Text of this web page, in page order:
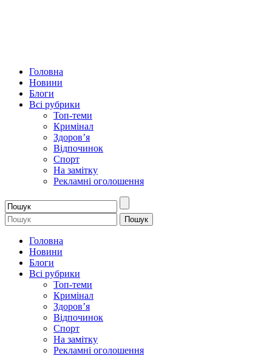
Головна
Новини
Блоги
Всі рубрики
Топ-теми
Кримінал
Здоров’я
Відпочинок
Спорт
На замітку
Рекламні оголошення
Головна
Новини
Блоги
Всі рубрики
Топ-теми
Кримінал
Здоров’я
Відпочинок
Спорт
На замітку
Рекламні оголошення